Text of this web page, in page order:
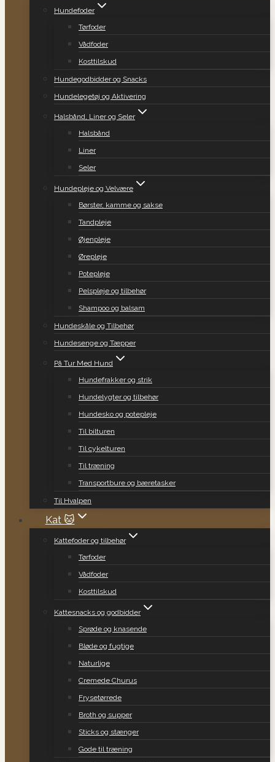
Hundefoder
Tørfoder
Vådfoder
Kosttilskud
Hundegodbidder og Snacks
Hundelegetøj og Aktivering
Halsbånd, Liner og Seler
Halsbånd
Liner
Seler
Hundepleje og Velvære
Børster, kamme og sakse
Tandpleje
Øjenpleje
Ørepleje
Potepleje
Pelspleje og tilbehør
Shampoo og balsam
Hundeskåle og Tilbehør
Hundesenge og Tæpper
På Tur Med Hund
Hundefrakker og strik
Hundelygter og tilbehør
Hundesko og potepleje
Til bilturen
Til cykelturen
Til træning
Transportbure og bæretasker
Til Hvalpen
Kat 🐱
Kattefoder og tilbehør
Tørfoder
Vådfoder
Kosttilskud
Kattesnacks og godbidder
Sprøde og knasende
Bløde og fugtige
Naturlige
Cremede Churus
Frysetørrede
Broth og supper
Sticks og stænger
Gode til træning